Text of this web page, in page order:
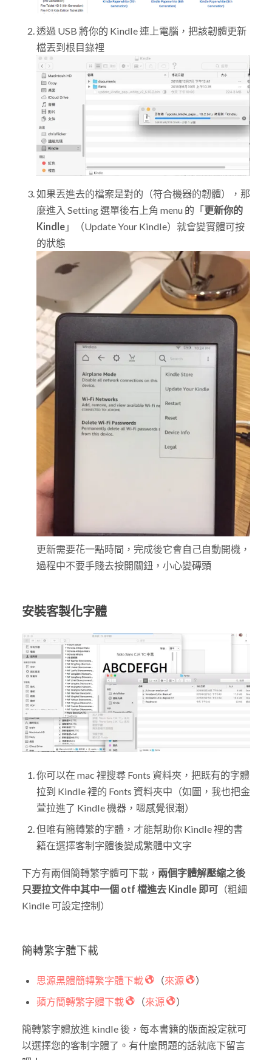
透過 USB 將你的 Kindle 連上電腦，把該韌體更新
檔丟到根目錄裡
如果丟進去的檔案是對的（符合機器的韌體），那
麼進入 Setting 選單後右上角 menu 的「更新你的
Kindle 」（Update Your Kindle）就會變實體可按
的狀態
更新需要花一點時間，完成後它會自己自動開機，
過程中不要手賤去按開關鈕，小心變磚頭
安裝客製化字體
你可以在 mac 裡搜尋 Fonts 資料夾，把既有的字體
拉到 Kindle 裡的 Fonts 資料夾中（如圖，我也把金
萱拉進了 Kindle 機器，嗯感覺很潮）
但唯有簡轉繁的字體，才能幫助你 Kindle 裡的書
籍在選擇客制字體後變成繁體中文字
下方有兩個簡轉繁字體可下載， 兩個字體解壓縮之後
只要拉文件中其中一個 otf 檔進去 Kindle 即可（粗細
Kindle 可設定控制）
簡轉繁字體下載
思源黑體簡轉繁字體下載 （來源
）
蘋方簡轉繁字體下載
（來源 ）
簡轉繁字體放進 kindle 後，每本書籍的版面設定就可
以選擇您的客制字體了。有什麼問題的話就底下留言